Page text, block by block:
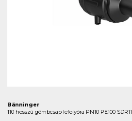
Bänninger
110 hosszú gömbcsap lefolyóra PN10 PE100 SDR11